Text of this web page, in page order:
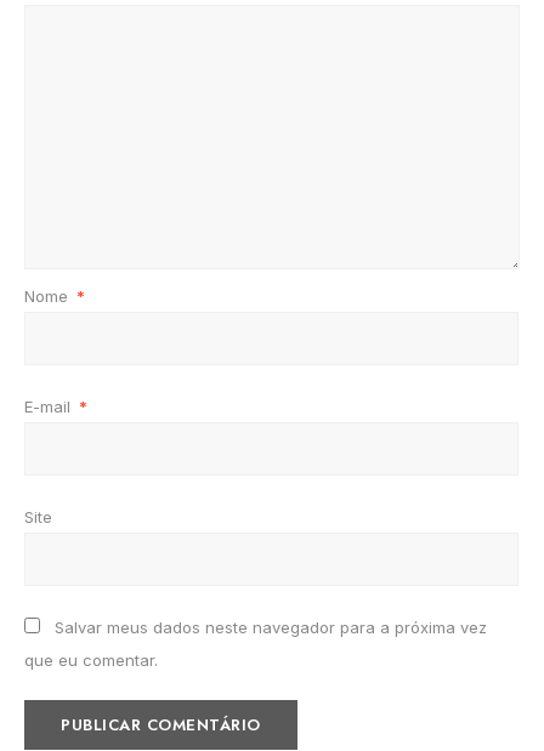
Nome *
E-mail *
Site
Salvar meus dados neste navegador para a próxima vez
que eu comentar.